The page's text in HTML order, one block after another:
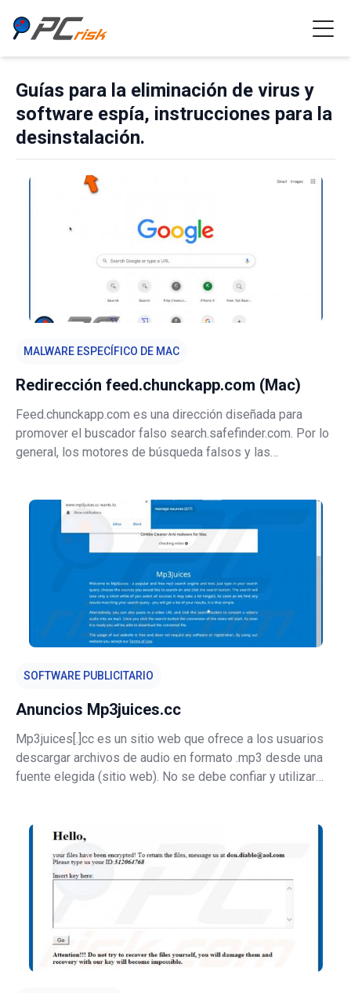
Guías para la eliminación de virus y
software espía, instrucciones para la
desinstalación.
MALWARE ESPECÍFICO DE MAC
Redirección feed.chunckapp.com (Mac)
Feed.chunckapp.com es una dirección diseñada para
promover el buscador falso search.safefinder.com. Por lo
general, los motores de búsqueda falsos y las
deseadas (PUAs, por sus siglas en inglés
SOFTWARE PUBLICITARIO
Anuncios Mp3juices.cc
Mp3juices[.]cc es un sitio web que ofrece a los usuarios
descargar archivos de audio en formato .mp3 desde una
fuente elegida (sitio web). No se debe confiar y utilizar
son redirigid